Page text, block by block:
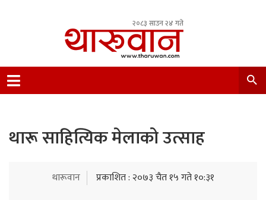
२०८३ साउन २४ गते
Nepal.
थारू साहित्यिक मेलाको उत्साह
थारूवान प्रकाशित : २०७३ चैत १५ गते १०:३१